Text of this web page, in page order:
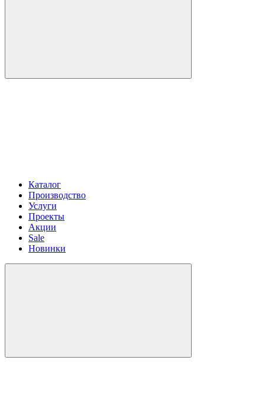
Каталог
Производство
Услуги
Проекты
Акции
Sale
Новинки